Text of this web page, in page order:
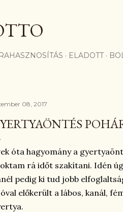
ELADOTT
08, 2017
óta hagyomány a
rá időt szakítani. Idén
pedig ki tud jobb
előkerült a lábos, kanál,